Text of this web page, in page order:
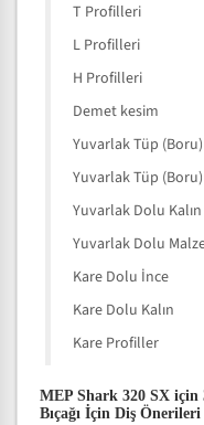
T Profilleri
L Profilleri
H Profilleri
Demet kesim
Yuvarlak Tüp (Boru)
Yuvarlak Tüp
Yuvarlak Dolu Kalın
Yuvarlak Dolu
Kare Dolu İnce
Kare Dolu Kalın
Kare Profiller
MEP Shark 320 SX için
Bıçağı İçin Diş